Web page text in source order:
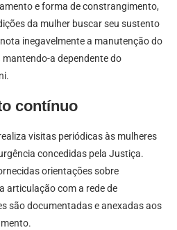
e forma de constrangimento,
da mulher buscar seu sustento
inegavelmente a manutenção do
a dependente do
contínuo
visitas periódicas às mulheres
concedidas pela Justiça.
orientações sobre
articulação com a rede de
são documentadas e anexadas aos